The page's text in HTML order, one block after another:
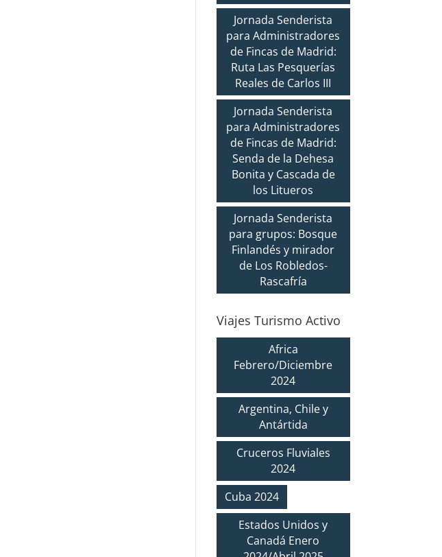
Jornada Senderista
para Administradores
de Fincas de Madrid:
Ruta Las Pesquerías
Reales de Carlos III
Jornada Senderista
para Administradores
de Fincas de Madrid:
Senda de la Dehesa
Bonita y Cascada de
los Litueros
Jornada Senderista
para grupos: Bosque
Finlandés y mirador
de Los Robledos-
Rascafría
Viajes Turismo Activo
Africa
Febrero/Diciembre
2024
Argentina, Chile y
Antártida
Cruceros Fluviales
2024
Cuba 2024
Estados Unidos y
Canadá Enero